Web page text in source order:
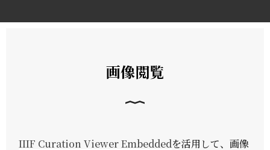
画像閲覧
IIIF Curation Viewer Embeddedを活用して、画像